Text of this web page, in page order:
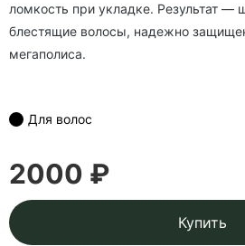
ломкость при укладке. Результат —
блестящие волосы, надежно
мегаполиса.
Для волос
2000 ₽
Купить